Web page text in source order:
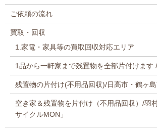
ご依頼の流れ
買取・回収
1.家電・家具等の買取回収対応エリア
1品から一軒家まで残置物を全部片付けます
残置物の片付け(不用品回収)/日高市・鶴ヶ
空き家＆残置物を片付け（不用品回収）/羽
サイクルMON」